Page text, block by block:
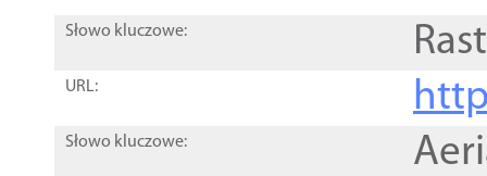
Słowo kluczowe:
URL:
Słowo kluczowe: